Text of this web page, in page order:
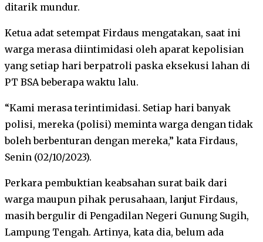
ditarik mundur.
Ketua adat setempat Firdaus mengatakan, saat ini
warga merasa diintimidasi oleh aparat kepolisian
yang setiap hari berpatroli paska eksekusi lahan di
PT BSA beberapa waktu lalu.
“Kami merasa terintimidasi. Setiap hari banyak
polisi, mereka (polisi) meminta warga dengan tidak
boleh berbenturan dengan mereka,” kata Firdaus,
Senin (02/10/2023).
Perkara pembuktian keabsahan surat baik dari
warga maupun pihak perusahaan, lanjut Firdaus,
masih bergulir di Pengadilan Negeri Gunung Sugih,
Lampung Tengah. Artinya, kata dia, belum ada